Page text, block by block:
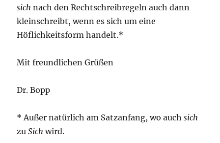
sich nach den Rechtschreibregeln auch dann
kleinschreibt, wenn es sich um eine
Höflichkeitsform handelt.*
Mit freundlichen Grüßen
Dr. Bopp
* Außer natürlich am Satzanfang, wo auchsich
zuSich wird.